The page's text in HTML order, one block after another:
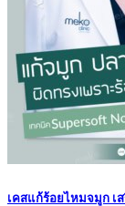
เคสแก้ร้อยไหมจมูก เ